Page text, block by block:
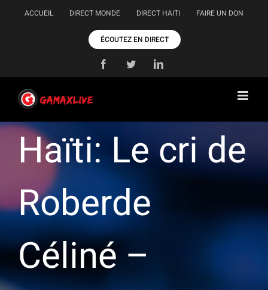
PasserACCUEIL DIRECT MONDE DIRECT HAITI FAIRE UN DON
ÉCOUTEZ EN DIRECT
FacebookTwitterLinkedIn
Haïti: Le cri de
Roberde
Céliné –